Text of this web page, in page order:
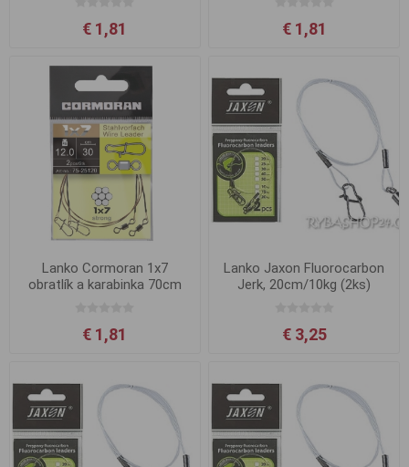
€ 1,81 € 1,81
Lanko Cormoran 1x7
obratlík a karabinka 70cm
€ 1,81
Lanko Jaxon Fluorocarbon
Jerk, 20cm/10kg (2ks)
€ 3,25